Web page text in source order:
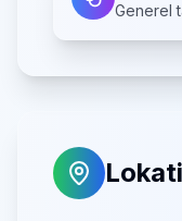
Generel